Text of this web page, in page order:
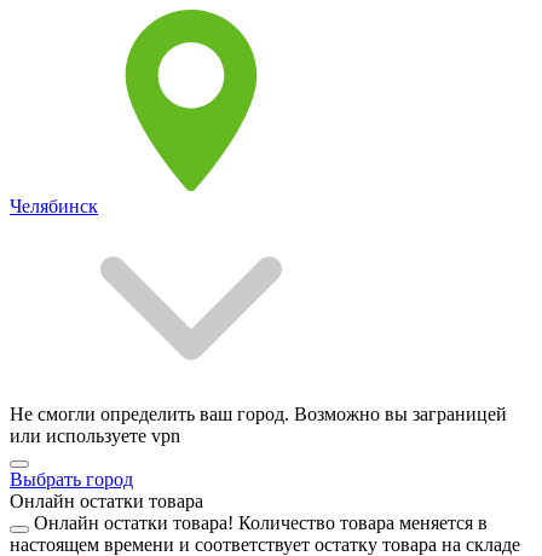
Челябинск
Не смогли определить ваш город. Возможно вы заграницей
или используете vpn
Выбрать город
Онлайн остатки товара
Онлайн остатки товара! Количество товара меняется в
настоящем времени и соответствует остатку товара на складе